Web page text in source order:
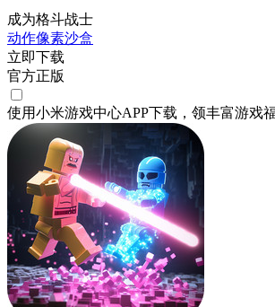
成为格斗战士
动作像素沙盒
立即下载
官方正版
使用小米游戏中心APP下载 ，领丰富游戏